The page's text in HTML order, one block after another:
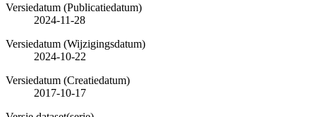
Versiedatum (Publicatiedatum)
2024-11-28
Versiedatum (Wijzigingsdatum)
2024-10-22
Versiedatum (Creatiedatum)
2017-10-17